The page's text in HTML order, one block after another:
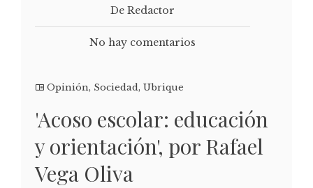
De Redactor
No hay comentarios
Opinión, Sociedad, Ubrique
'Acoso escolar: educación
y orientación', por Rafael
Vega Oliva